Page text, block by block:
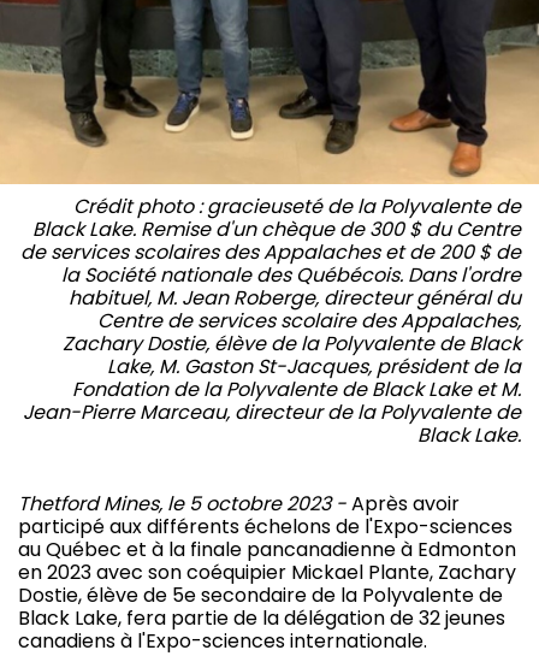
Crédit photo : gracieuseté de la Polyvalente de
Black Lake. Remise d'un chèque de 300 $ du Centre
de services scolaires des Appalaches et de 200 $ de
la Société nationale des Québécois. Dans l'ordre
habituel, M. Jean Roberge, directeur général du
Centre de services scolaire des Appalaches,
Zachary Dostie, élève de la Polyvalente de Black
Lake, M. Gaston St-Jacques, président de la
Fondation de la Polyvalente de Black Lake et M.
Jean-Pierre Marceau, directeur de la Polyvalente de
Black Lake.
Thetford Mines, le 5 octobre 2023 -Après avoir
participé aux différents échelons de l'Expo-sciences
au Québec et à la finale pancanadienne à Edmonton
en 2023 avec son coéquipier Mickael Plante, Zachary
Dostie, élève de 5e secondaire de la Polyvalente de
Black Lake, fera partie de la délégation de 32 jeunes
canadiens à l'Expo-sciences internationale.